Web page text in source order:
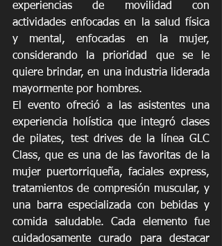
experiencias de movilidad con
actividades enfocadas en la salud física
y mental, enfocadas en la mujer,
considerando la prioridad que se le
quiere brindar, en una industria liderada
mayormente por hombres.
El evento ofreció a las asistentes una
experiencia holística que integró clases
de pilates, test drives de la línea GLC
Class, que es una de las favoritas de la
mujer puertorriqueña, faciales express,
tratamientos de compresión muscular, y
una barra especializada con bebidas y
comida saludable. Cada elemento fue
cuidadosamente curado para destacar